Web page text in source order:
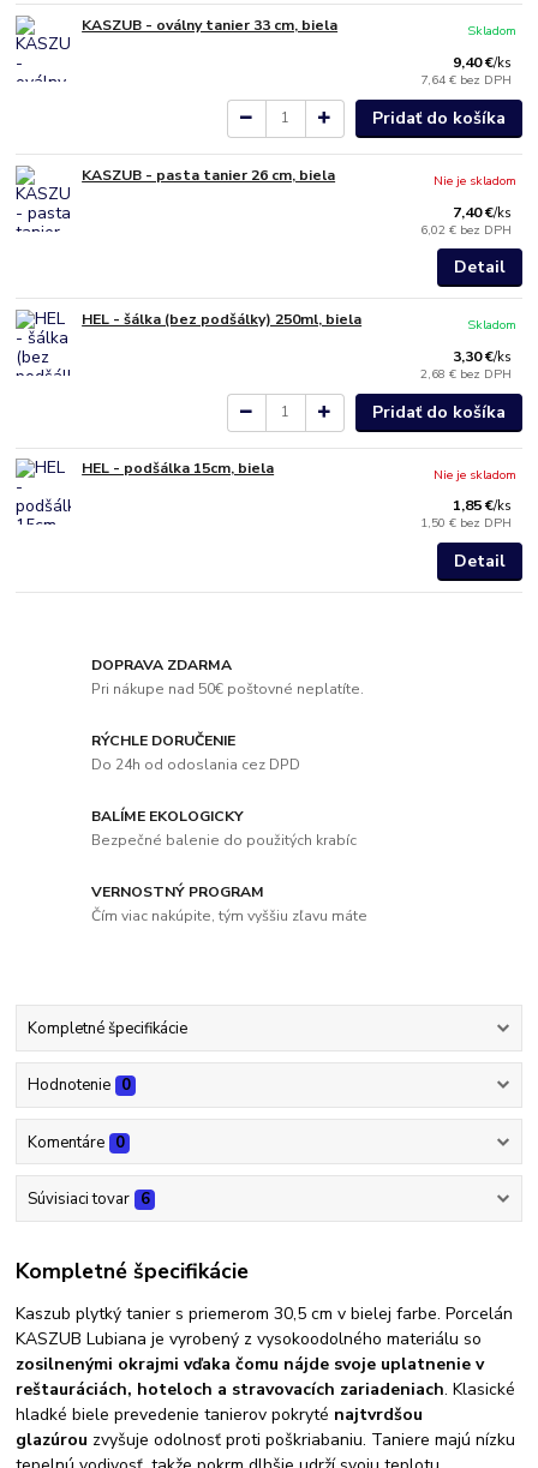
KASZUB - oválny tanier 33 cm, biela
9,40 €/ks
7,64 € bez DPH
Skladom
Pridať do košíka
KASZUB - pasta tanier 26 cm, biela
7,40 €/ks
6,02 € bez DPH
Nie je skladom
Detail
HEL - šálka (bez podšálky) 250ml, biela
3,30 €/ks
2,68 € bez DPH
Skladom
Pridať do košíka
HEL - podšálka 15cm, biela
1,85 €/ks
1,50 € bez DPH
Nie je skladom
Detail
DOPRAVA ZDARMA
Pri nákupe nad 50€ poštovné neplatíte.
RÝCHLE DORUČENIE
Do 24h od odoslania cez DPD
BALÍME EKOLOGICKY
Bezpečné balenie do použitých krabíc
VERNOSTNÝ PROGRAM
Čím viac nakúpite, tým vyššiu zľavu máte
Kompletné špecifikácie
Hodnotenie 0
Komentáre 0
Súvisiaci tovar 6
Kompletné špecifikácie
Kaszub plytký tanier s priemerom 30,5 cm v bielej farbe. Porcelán
KASZUB Lubiana je vyrobený z vysokoodolného materiálu so
zosilnenými okrajmi vďaka čomu nájde svoje uplatnenie v
reštauráciách, hoteloch a stravovacích zariadeniach. Klasické
hladké biele prevedenie tanierov pokryté najtvrdšou
glazúrou zvyšuje odolnosť proti poškriabaniu. Taniere majú nízku